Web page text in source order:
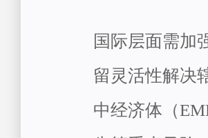
国际层面需加
留灵活性解决
中经济体（